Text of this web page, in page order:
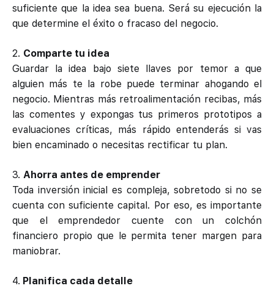
suficiente que la idea sea buena. Será su ejecución la
que determine el éxito o fracaso del negocio.
2. Comparte tu idea
Guardar la idea bajo siete llaves por temor a que
alguien más te la robe puede terminar ahogando el
negocio. Mientras más retroalimentación recibas, más
las comentes y expongas tus primeros prototipos a
evaluaciones críticas, más rápido entenderás si vas
bien encaminado o necesitas rectificar tu plan.
3. Ahorra antes de emprender
Toda inversión inicial es compleja, sobretodo si no se
cuenta con suficiente capital. Por eso, es importante
que el emprendedor cuente con un colchón
financiero propio que le permita tener margen para
maniobrar.
4. Planifica cada detalle